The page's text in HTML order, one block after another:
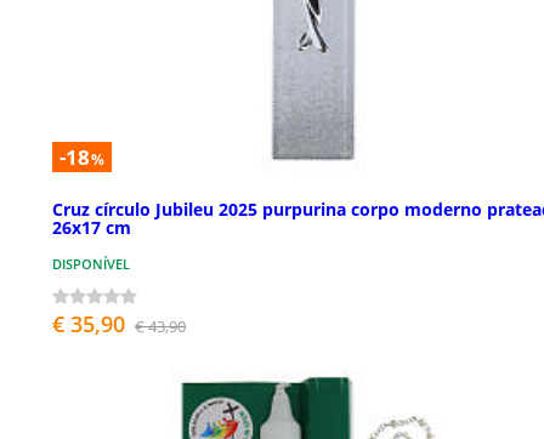
-18%
Cruz círculo Jubileu 2025 purpurina corpo moderno
26x17 cm
DISPONÍVEL
€ 35,90 € 43,90